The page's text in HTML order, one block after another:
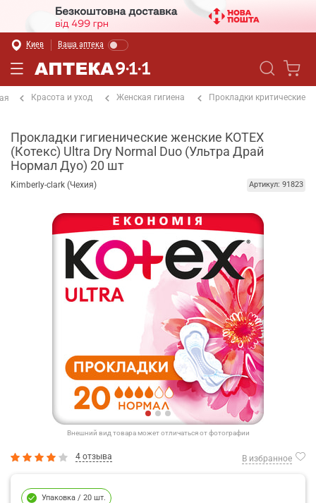
Киев Ваша аптека
Красота и уход Женская гигиена Прокладки критические
Прокладки гигиенические женские KOTEX
(Котекс) Ultra Dry Normal Duo (Ультра Драй
Нормал Дуо) 20 шт
Kimberly-clark (Чехия) Артикул: 91823
Внешний вид товара может отличаться от фотографии
4 отзыва В избранное
Упаковка / 20 шт.